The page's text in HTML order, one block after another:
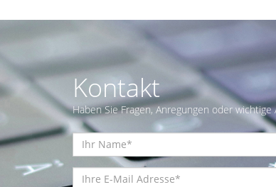
Kontakt
Haben Sie Fragen, Anregungen oder